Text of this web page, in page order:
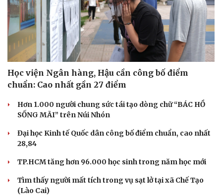
Học viện Ngân hàng, Hậu cần công bố điểm
chuẩn: Cao nhất gần 27 điểm
Hơn 1.000 người chung sức tái tạo dòng chữ “BÁC HỒ
SỐNG MÃI” trên Núi Nhón
Đại học Kinh tế Quốc dân công bố điểm chuẩn, cao nhất
28,84
TP.HCM tăng hơn 96.000 học sinh trong năm học mới
Tìm thấy người mất tích trong vụ sạt lở tại xã Chế Tạo
(Lào Cai)